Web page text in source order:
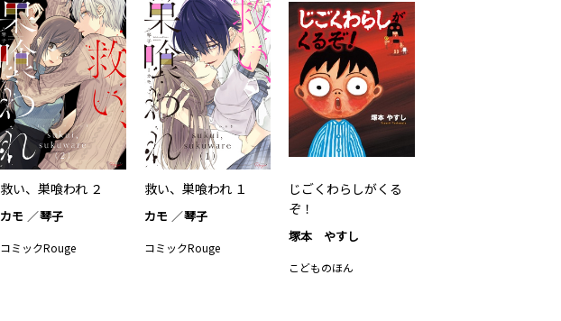
救い、巣喰われ ２
カモ 琴子
コミックRouge
救い、巣喰われ １
カモ 琴子
コミックRouge
じごくわらしがくる
ぞ！
塚本 やすし
こどものほん